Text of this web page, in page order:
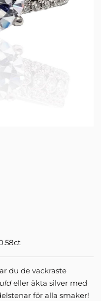
du de vackraste
eller äkta silver med
för alla smaker!